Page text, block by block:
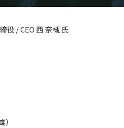
役 / CEO 西 奈槻 氏